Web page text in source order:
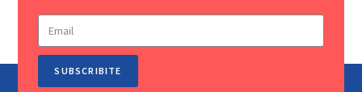
SUBSCRIBITE